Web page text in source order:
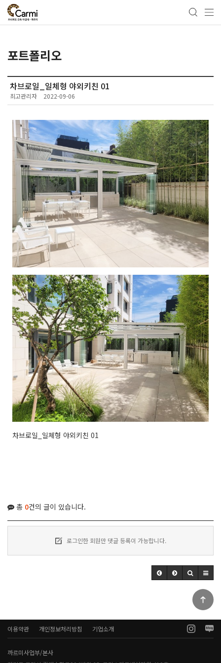
포트폴리오
차브로일_일체형 야외키친 01
최고관리자 2022-09-06
차브로일_일체형 야외키친 01
총 0건의 글이 있습니다.
로그인한 회원만 댓글 등록이 가능합니다.
이용약관 개인정보처리방침 기업소개
까르미사업부/본사